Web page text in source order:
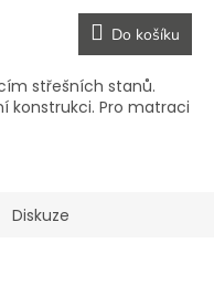
Do košíku
střešních stanů.
konstrukci. Pro matraci
Diskuze